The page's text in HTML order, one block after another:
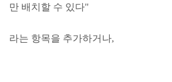
만 배치할 수 있다"
라는 항목을 추가하거나,